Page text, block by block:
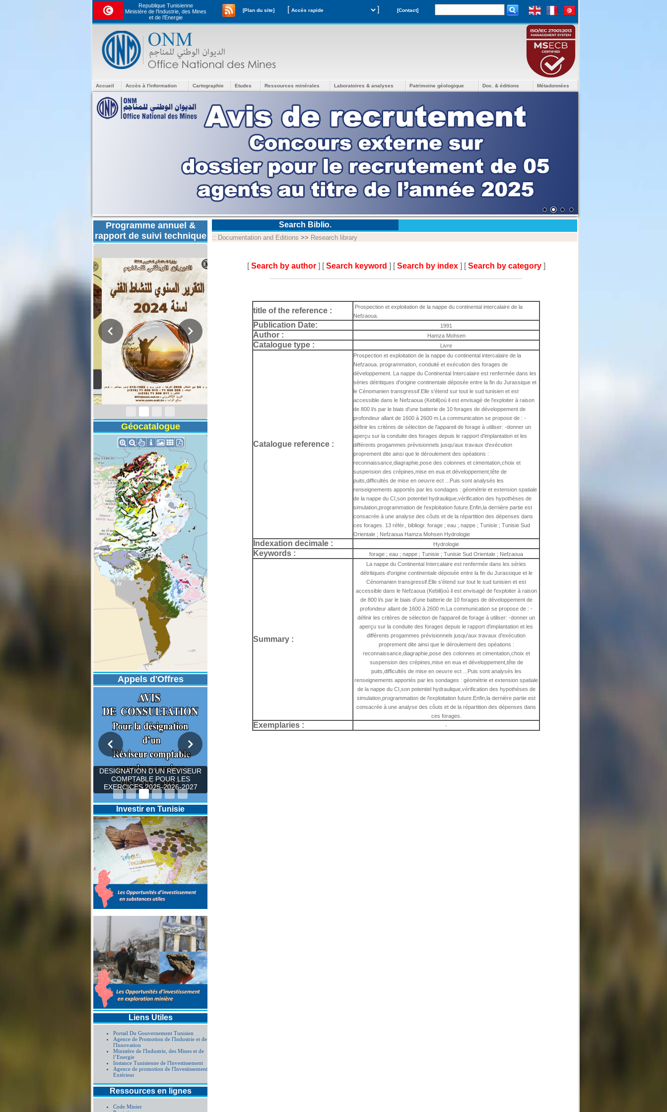
Republique Tunisienne
Ministère de l'Industrie, des Mines
et de l’Energie
[Plan du site] [ ] [Contact]
Accueil Accès à l'information Cartographie Etudes Ressources minérales Laboratoires & analyses Patrimoine géologique Doc. & éditions Métadonnées
Programme annuel &
rapport de suivi technique
Rapport d'activités
2024
Géocatalogue
Appels d'Offres
DESIGNATION D’UN REVISEUR
COMPTABLE POUR LES
EXERCICES 2025-2026-2027
Investir en Tunisie
Liens Utiles
Portail Du Gouvernement Tunisien
Agence de Promotion de l'Industrie et de
l'Innovation
Ministère de l'Industrie, des Mines et de
l’Energie
Instance Tunisienne de l'Investissement
Agence de promotion de l'Investissement
Extérieur
Ressources en lignes
Code Minier
Search Biblio.
:: Documentation and Editions >> Research library
[Search by author ] [Search keyword ] [Search by index ] [Search by category ]
title of the reference :
Prospection et exploitation de la nappe du continental intercalaire de la
Nefzaoua.
Publication Date: 1991
Author : Hamza Mohsen
Catalogue type : Livre
Catalogue reference :
Prospection et exploitation de la nappe du continental intercalaire de la
Nefzaoua. programmation, conduité et exécution des forages de
développement. La nappe du Continental Intercalaire est renfermée dans les
séries détritiques d'origine continentale déposée entre la fin du Jurassique et
le Cénomanien transgressif.Elle s'étend sur tout le sud tunisien et est
accessible dans le Nefzaoua (Kebili)où il est envisagé de l'exploiter à raison
de 800 l/s par le biais d'une batterie de 10 forages de développement de
profondeur allant de 1600 à 2600 m.La communication se propose de : -
définir les critères de sélection de l'appareil de forage à utiliser: -donner un
aperçu sur la conduite des forages depuis le rapport d'implantation et les
différents progammes prévisionnels jusqu'aux travaux d'exécution
proprement dite ainsi que le déroulement des opéations :
reconnaissance,diagraphie,pose des colonnes et cimentation,choix et
suspension des crépines,mise en eua et développement,tête de
puits,difficultés de mise en oeuvre ect ...Puis sont analysés les
renseignements apportés par les sondages : géométrie et extension spatiale
de la nappe du CI,son potentiel hydraulique,vérification des hypothèses de
simulation,programmation de l'exploitation future.Enfin,la dernière partie est
consacrée à une analyse des côuts et de la répartition des dépenses dans
ces forages. 13 référ., bibliogr. forage ; eau ; nappe ; Tunisie ; Tunisie Sud
Orientale ; Nefzaoua Hamza Mohsen Hydrologie
Indexation decimale : Hydrologie
Keywords : forage ; eau ; nappe ; Tunisie ; Tunisie Sud Orientale ; Nefzaoua
Summary :
La nappe du Continental Intercalaire est renfermée dans les séries
détritiques d'origine continentale déposée entre la fin du Jurassique et le
Cénomanien transgressif.Elle s'étend sur tout le sud tunisien et est
accessible dans le Nefzaoua (Kebili)où il est envisagé de l'exploiter à raison
de 800 l/s par le biais d'une batterie de 10 forages de développement de
profondeur allant de 1600 à 2600 m.La communication se propose de : -
définir les critères de sélection de l'appareil de forage à utiliser: -donner un
aperçu sur la conduite des forages depuis le rapport d'implantation et les
différents progammes prévisionnels jusqu'aux travaux d'exécution
proprement dite ainsi que le déroulement des opéations :
reconnaissance,diagraphie,pose des colonnes et cimentation,choix et
suspension des crépines,mise en eua et développement,tête de
puits,difficultés de mise en oeuvre ect ...Puis sont analysés les
renseignements apportés par les sondages : géométrie et extension spatiale
de la nappe du CI,son potentiel hydraulique,vérification des hypothèses de
simulation,programmation de l'exploitation future.Enfin,la dernière partie est
consacrée à une analyse des côuts et de la répartition des dépenses dans
ces forages.
Exemplaries : -